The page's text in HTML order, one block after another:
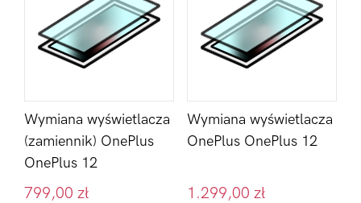
Wymiana wyświetlacza
(zamiennik) OnePlus
OnePlus 12
799,00 zł
Wymiana wyświetlacza
OnePlus OnePlus 12
1.299,00 zł